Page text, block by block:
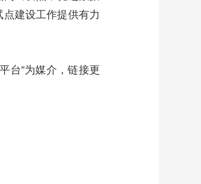
建设工作提供有力
台”为媒介，链接更